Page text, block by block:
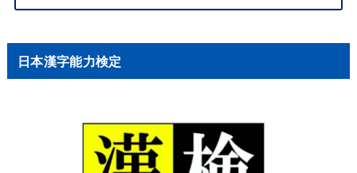
日本漢字能力検定